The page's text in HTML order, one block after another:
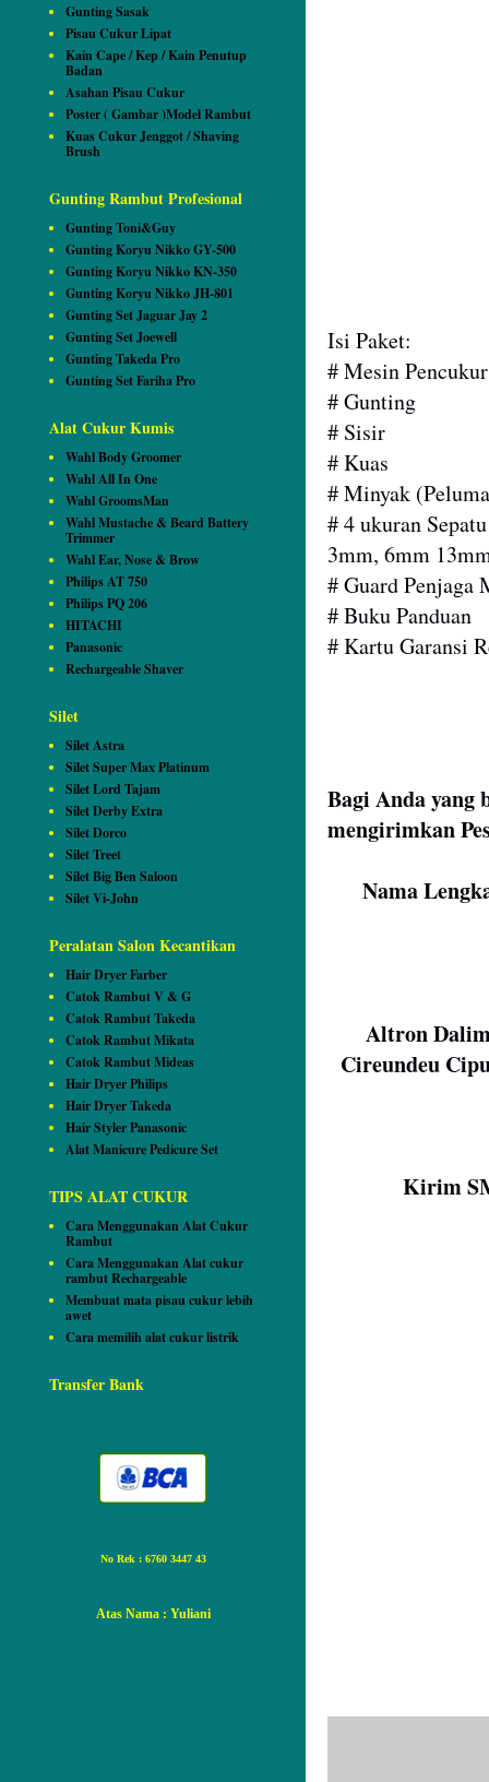
Isi Paket:
# Mesin
# Gunting
# Sisir
# Kuas
# Minyak
# 4 ukuran
3mm, 6mm
# Guard Penjaga
# Buku Panduan
# Kartu Garansi
Bagi Anda yang
mengirimkan
Nama
Altron
Cireundeu
Kirim
Gunting Sasak
Pisau Cukur Lipat
Kain Cape / Kep / Kain Penutup
Badan
Asahan Pisau Cukur
Poster ( Gambar )Model Rambut
Kuas Cukur Jenggot / Shaving
Brush
Gunting Rambut Profesional
Gunting Toni&Guy
Gunting Koryu Nikko GY-500
Gunting Koryu Nikko KN-350
Gunting Koryu Nikko JH-801
Gunting Set Jaguar Jay 2
Gunting Set Joewell
Gunting Takeda Pro
Gunting Set Fariha Pro
Alat Cukur Kumis
Wahl Body Groomer
Wahl All In One
Wahl GroomsMan
Wahl Mustache & Beard Battery
Trimmer
Wahl Ear, Nose & Brow
Philips AT 750
Philips PQ 206
HITACHI
Panasonic
Rechargeable Shaver
Silet
Silet Astra
Silet Super Max Platinum
Silet Lord Tajam
Silet Derby Extra
Silet Dorco
Silet Treet
Silet Big Ben Saloon
Silet Vi-John
Peralatan Salon Kecantikan
Hair Dryer Farber
Catok Rambut V & G
Catok Rambut Takeda
Catok Rambut Mikata
Catok Rambut Mideas
Hair Dryer Philips
Hair Dryer Takeda
Hair Styler Panasonic
Alat Manicure Pedicure Set
TIPS ALAT CUKUR
Cara Menggunakan Alat Cukur
Rambut
Cara Menggunakan Alat cukur
rambut Rechargeable
Membuat mata pisau cukur lebih
awet
Cara memilih alat cukur listrik
Transfer Bank
No Rek : 6760 3447 43
Atas Nama : Yuliani